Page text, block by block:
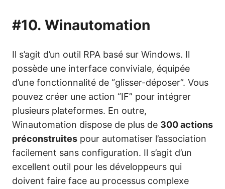
#10. Winautomation
Il s’agit d’un outil RPA basé sur Windows. Il
possède une interface conviviale, équipée
d’une fonctionnalité de “glisser-déposer”. Vous
pouvez créer une action “IF” pour intégrer
plusieurs plateformes. En outre,
Winautomation dispose de plus de 300 actions
préconstruites pour automatiser l’association
facilement sans configuration. Il s’agit d’un
excellent outil pour les développeurs qui
doivent faire face au processus complexe